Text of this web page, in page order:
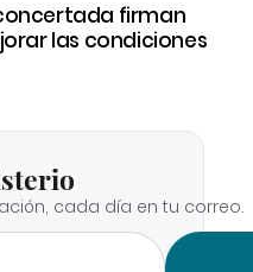
firman
las condiciones
cada día en tu correo.